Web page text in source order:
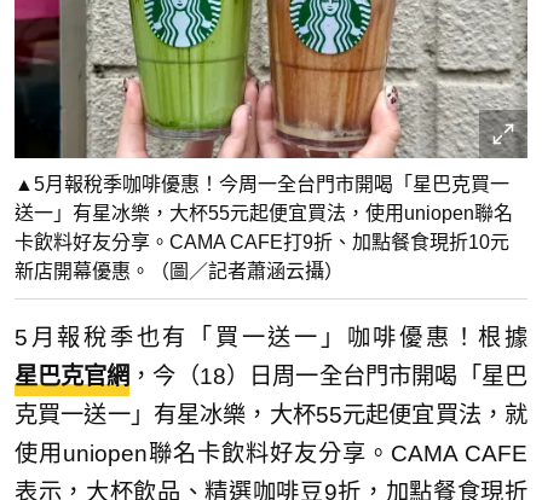
▲5月報稅季咖啡優惠！今周一全台門市開喝「星巴克買一
送一」有星冰樂，大杯55元起便宜買法，使用uniopen聯名
卡飲料好友分享。CAMA CAFE打9折、加點餐食現折10元
新店開幕優惠。（圖／記者蕭涵云攝）
5月報稅季也有「買一送一」咖啡優惠！根據
星巴克官網 ，今（18）日周一全台門市開喝「星巴
克買一送一」有星冰樂，大杯55元起便宜買法，就
使用uniopen聯名卡飲料好友分享。CAMA CAFE
表示，大杯飲品、精選咖啡豆9折，加點餐食現折